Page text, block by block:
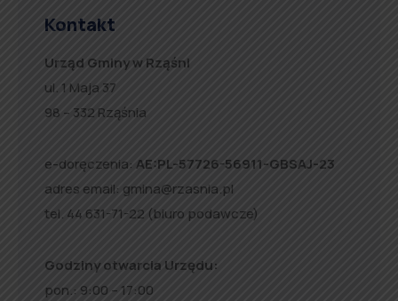
Kontakt
Urząd Gminy w Rząśni
ul. 1 Maja 37
98 – 332 Rząśnia
e-doręczenia: AE:PL-57726-56911-GBSAJ-23
adres email: gmina@rzasnia.pl
tel. 44 631-71-22 (biuro podawcze)
Godziny otwarcia Urzędu:
pon.: 9:00 – 17:00